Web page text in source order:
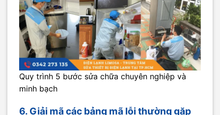
Quy trình 5 bước sửa chữa chuyên nghiệp và
minh bạch
6. Giải mã các bảng mã lỗi thường gặp